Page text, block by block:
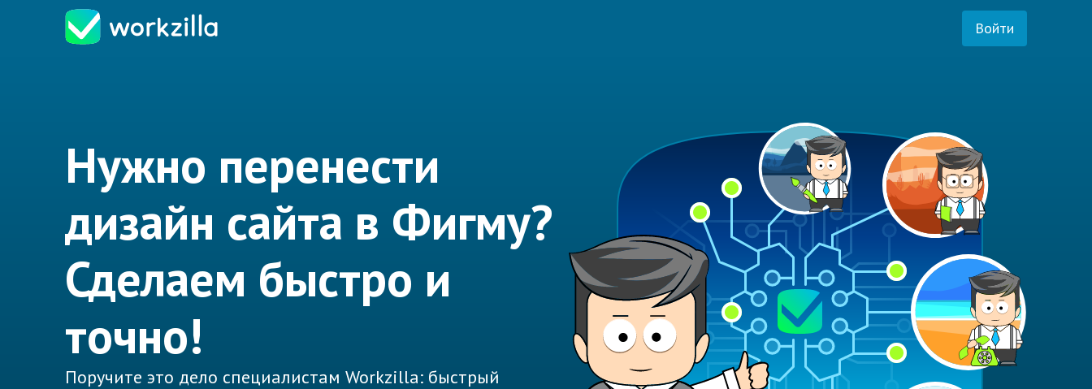
Войти
Нужно перенести
дизайн сайта в Фигму?
Сделаем быстро и
точно!
Поручите это дело специалистам Workzilla: быстрый